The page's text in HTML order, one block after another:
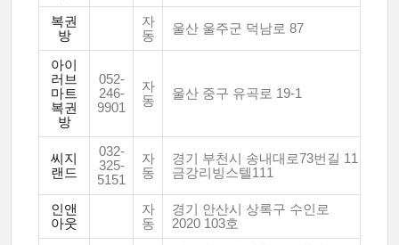
복권
방
자
동
울산 울주군 덕남로 87
아이
러브
마트
복권
방
052-
246-
9901
자
동
울산 중구 유곡로 19-1
씨지
랜드
032-
325-
5151
자
동
경기 부천시 송내대로73번길 11
금강리빙스텔111
인앤
아웃
자
동
경기 안산시 상록구 수인로
2020 103호